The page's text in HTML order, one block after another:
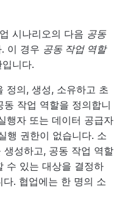
시나리오의 다음 공동
이 경우 공동 작업 역할
니다.
정의, 생성, 소유하고 초
작업 역할을 정의합니
행자 또는 데이터 공급자
행 권한이 없습니다. 소
성하고, 공동 작업 역할
수 있는 대상을 결정하
. 협업에는 한 명의 소